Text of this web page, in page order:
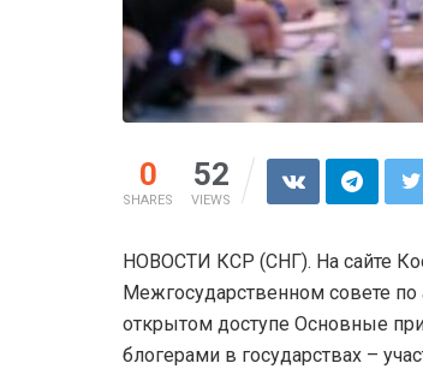
0
SHARES
52
VIEWS
НОВОСТИ КСР (СНГ). На сайте
Межгосударственном совете
открытом доступе Основные
блогерами в государствах –